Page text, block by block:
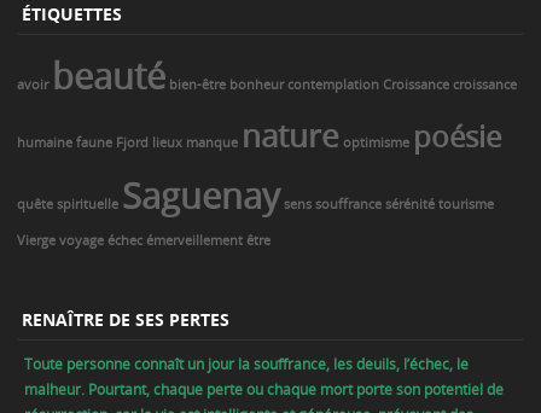
ÉTIQUETTES
avoir beauté bien-être bonheur contemplation Croissance croissance
humaine faune Fjord lieux manque nature optimisme poésie
quête spirituelle Saguenay sens souffrance sérénité tourisme
Vierge voyage échec émerveillement être
RENAÎTRE DE SES PERTES
Toute personne connaît un jour la souffrance, les deuils, l’échec, le
malheur. Pourtant, chaque perte ou chaque mort porte son potentiel de